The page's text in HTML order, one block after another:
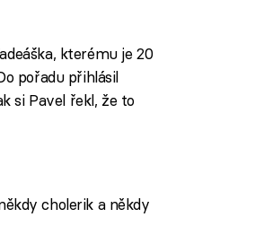
kterému je 20
pořadu přihlásil
si Pavel řekl, že to
cholerik a někdy